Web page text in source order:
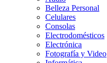
Belleza Personal
Celulares
Consolas
Electrodomésticos
Electrónica
Fotografía y Video